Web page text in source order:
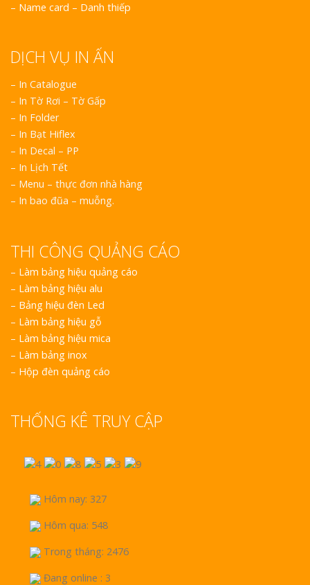
– Name card – Danh thiếp
DỊCH VỤ IN ẤN
– In Catalogue
– In Tờ Rơi – Tờ Gấp
– In Folder
– In Bạt Hiflex
– In Decal – PP
– In Lịch Tết
– Menu – thực đơn nhà hàng
– In bao đũa – muỗng.
THI CÔNG QUẢNG CÁO
– Làm bảng hiệu quảng cáo
– Làm bảng hiệu alu
– Bảng hiệu đèn Led
– Làm bảng hiệu gỗ
– Làm bảng hiệu mica
– Làm bảng inox
– Hộp đèn quảng cáo
THỐNG KÊ TRUY CẬP
Hôm nay: 327
Hôm qua: 548
Trong tháng: 2476
Đang online : 3